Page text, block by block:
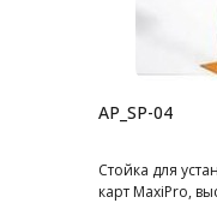
AP_SP-04
Стойка для
карт MaxiPro,